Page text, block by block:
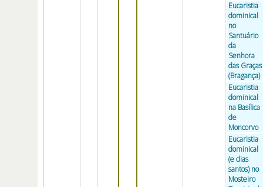
Eucaristia
dominical
no
Santuário
da
Senhora
das Graças
(Bragança)
Eucaristia
dominical
na Basílica
de
Moncorvo
Eucaristia
dominical
(e dias
santos) no
Mosteiro